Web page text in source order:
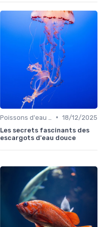
• 18/12/2025
Les secrets fascinants des
escargots d'eau douce